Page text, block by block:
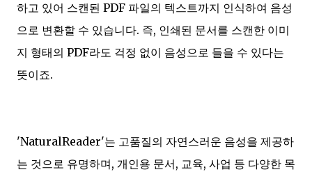
하고 있어 스캔된 PDF 파일의 텍스트까지 인식하여 음성
으로 변환할 수 있습니다. 즉, 인쇄된 문서를 스캔한 이미
지 형태의 PDF라도 걱정 없이 음성으로 들을 수 있다는
뜻이죠.
'NaturalReader'는 고품질의 자연스러운 음성을 제공하
는 것으로 유명하며, 개인용 문서, 교육, 사업 등 다양한 목